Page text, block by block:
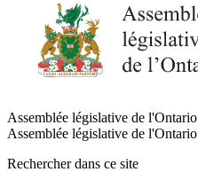
Assemblée législative de l'Ontario
Assemblée législative de l'Ontario
Rechercher dans ce site